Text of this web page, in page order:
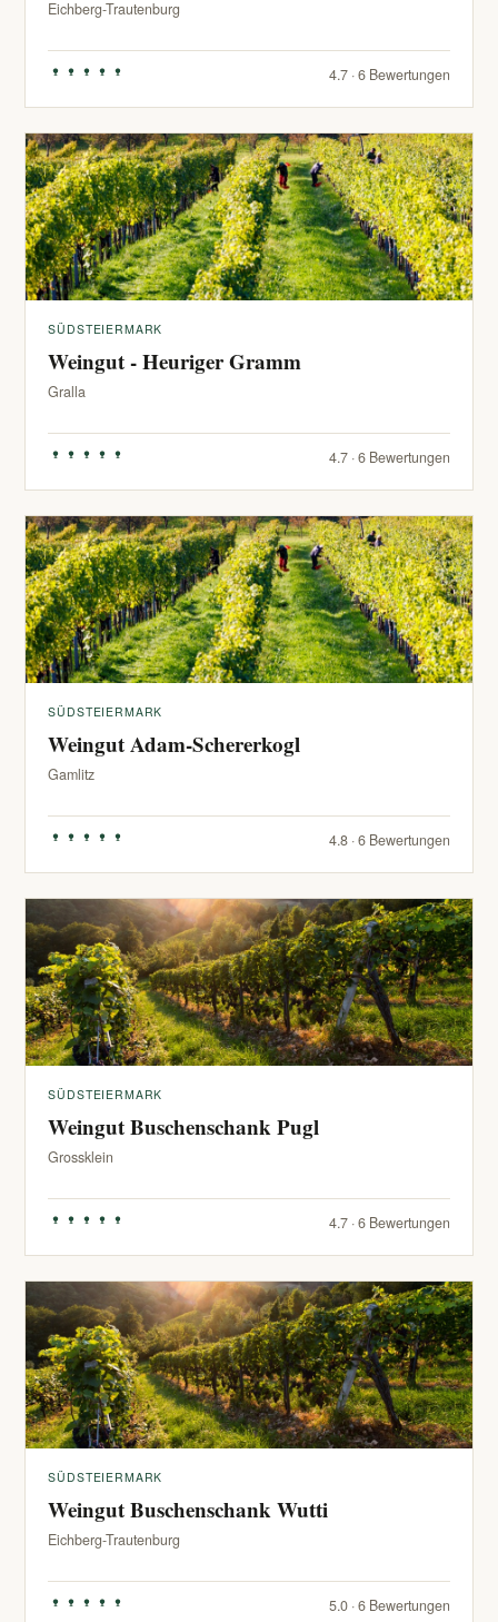
Eichberg-Trautenburg
4.7 · 6 Bewertungen
SÜDSTEIERMARK
Weingut - Heuriger Gramm
Gralla
4.7 · 6 Bewertungen
SÜDSTEIERMARK
Weingut Adam-Schererkogl
Gamlitz
4.8 · 6 Bewertungen
SÜDSTEIERMARK
Weingut Buschenschank Pugl
Grossklein
4.7 · 6 Bewertungen
SÜDSTEIERMARK
Weingut Buschenschank Wutti
Eichberg-Trautenburg
5.0 · 6 Bewertungen